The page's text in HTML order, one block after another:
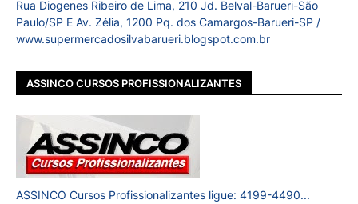
Rua Diogenes Ribeiro de Lima, 210 Jd. Belval-Barueri-São
Paulo/SP E Av. Zélia, 1200 Pq. dos Camargos-Barueri-SP /
www.supermercadosilvabarueri.blogspot.com.br
ASSINCO CURSOS PROFISSIONALIZANTES
ASSINCO Cursos Profissionalizantes ligue: 4199-4490...